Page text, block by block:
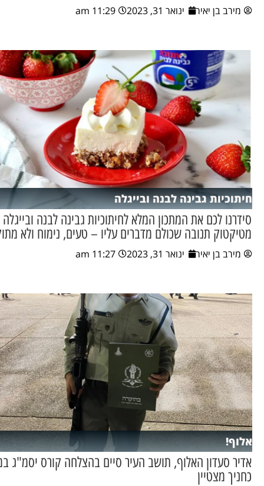
מירב בן יאיר ינואר 31, 2023 11:29 am
חיתוכיות גבינה לבנה ובייגלה
סידרנו לכם את המתכון המלא לחיתוכיות גבינה לבנה ובייגלה
מטיקטוק תנובה שכולם מדברים עליו – טעים, נימוח ולא
מירב בן יאיר ינואר 31, 2023 11:27 am
אלוף!
אדיר סעדון האלוף, תושב העיר סיים בהצלחה קורס יסמ"ג
כחניך מצטיין